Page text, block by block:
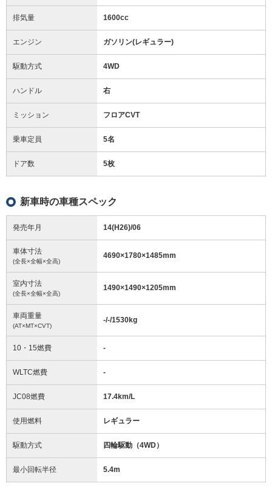
排気量 1600cc
エンジン ガソリン(レギュラー)
駆動方式 4WD
ハンドル 右
ミッション フロアCVT
乗車定員 5名
ドア数 5枚
新車時の車種スペック
発売年月 14(H26)/06
車体寸法
(全長×全幅×全高)
4690×1780×1485mm
室内寸法
(全長×全幅×全高)
1490×1490×1205mm
車両重量
(AT×MT×CVT)
-/-/1530kg
10・15燃費 -
WLTC燃費 -
JC08燃費 17.4km/L
使用燃料 レギュラー
駆動方式 四輪駆動（4WD）
最小回転半径 5.4m